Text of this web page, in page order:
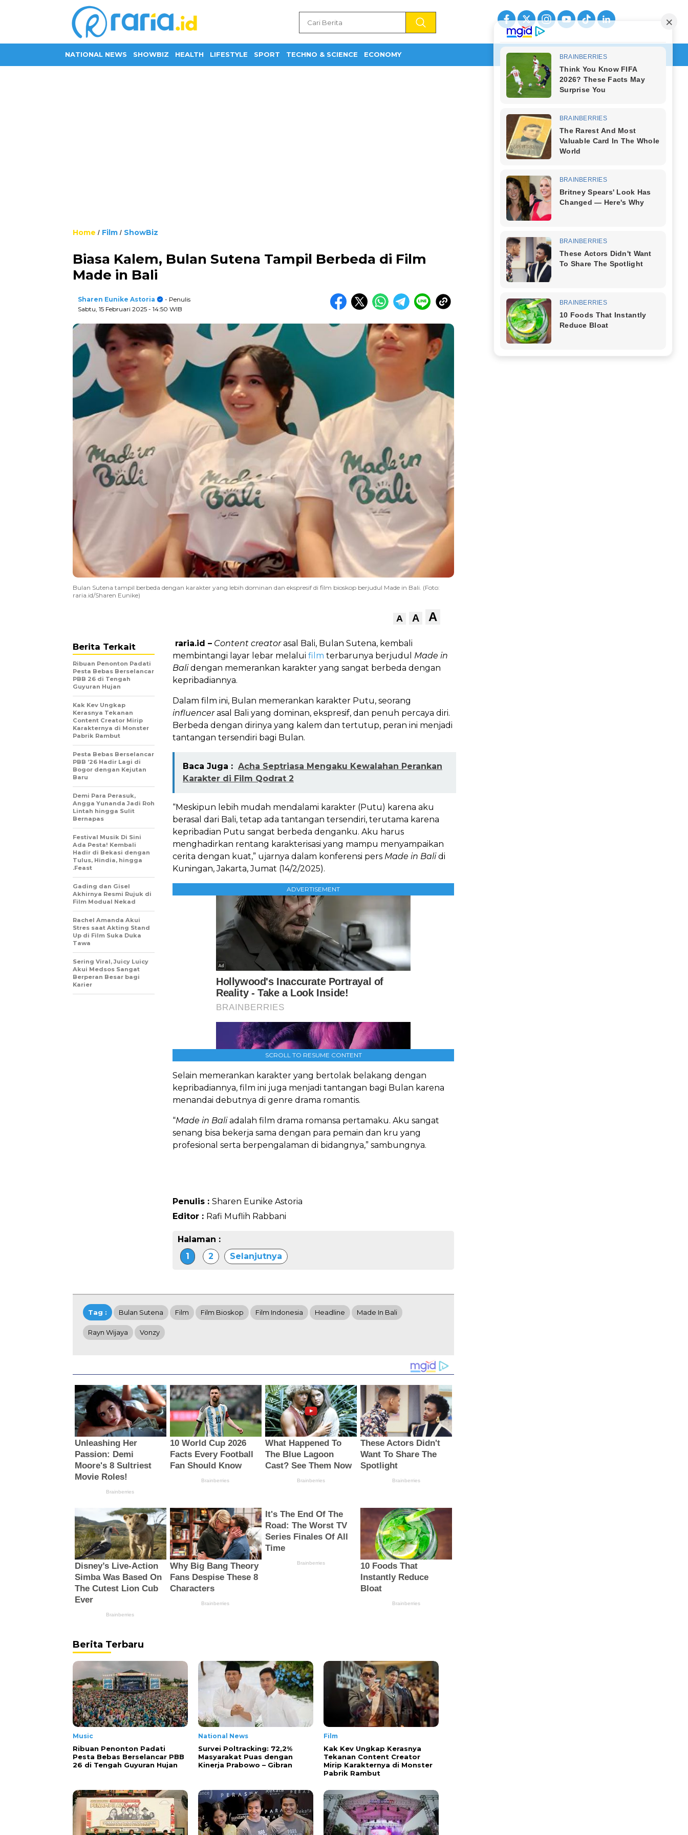
NATIONAL NEWS SHOWBIZ HEALTH LIFESTYLE SPORT TECHNO & SCIENCE ECONOMY
Home / Film / ShowBiz
Biasa Kalem, Bulan Sutena Tampil Berbeda di Film
Made in Bali
Sharen Eunike Astoria
- Penulis
Sabtu, 15 Februari 2025 - 14:50 WIB
Bulan Sutena tampil berbeda dengan karakter yang lebih dominan dan ekspresif di film bioskop berjudul Made in Bali. (Foto:
raria.id/Sharen Eunike)
A A A
raria.id – Content creatorasal Bali, Bulan Sutena, kembali
membintangi layar lebar melalui film terbarunya berjudul Made in
Balidengan memerankan karakter yang sangat berbeda dengan
kepribadiannya.
Dalam film ini, Bulan memerankan karakter Putu, seorang
influencerasal Bali yang dominan, ekspresif, dan penuh percaya diri.
Berbeda dengan dirinya yang kalem dan tertutup, peran ini menjadi
tantangan tersendiri bagi Bulan.
Baca Juga : Acha Septriasa Mengaku Kewalahan Perankan
Karakter di Film Qodrat 2
“Meskipun lebih mudah mendalami karakter (Putu) karena aku
berasal dari Bali, tetap ada tantangan tersendiri, terutama karena
kepribadian Putu sangat berbeda denganku. Aku harus
menghadirkan rentang karakterisasi yang mampu menyampaikan
cerita dengan kuat,” ujarnya dalam konferensi pers Made in Balidi
Kuningan, Jakarta, Jumat (14/2/2025).
ADVERTISEMENT
SCROLL TO RESUME CONTENT
Selain memerankan karakter yang bertolak belakang dengan
kepribadiannya, film ini juga menjadi tantangan bagi Bulan karena
menandai debutnya di genre drama romantis.
“Made in Baliadalah film drama romansa pertamaku. Aku sangat
senang bisa bekerja sama dengan para pemain dan kru yang
profesional serta berpengalaman di bidangnya,” sambungnya.
Penulis : Sharen Eunike Astoria
Editor : Rafi Muflih Rabbani
Halaman :
1
2 Selanjutnya
Berita Terkait
Ribuan Penonton Padati
Pesta Bebas Berselancar
PBB 26 di Tengah
Guyuran Hujan
Kak Kev Ungkap
Kerasnya Tekanan
Content Creator Mirip
Karakternya di Monster
Pabrik Rambut
Pesta Bebas Berselancar
PBB ’26 Hadir Lagi di
Bogor dengan Kejutan
Baru
Demi Para Perasuk,
Angga Yunanda Jadi Roh
Lintah hingga Sulit
Bernapas
Festival Musik Di Sini
Ada Pesta! Kembali
Hadir di Bekasi dengan
Tulus, Hindia, hingga
.Feast
Gading dan Gisel
Akhirnya Resmi Rujuk di
Film Modual Nekad
Rachel Amanda Akui
Stres saat Akting Stand
Up di Film Suka Duka
Tawa
Sering Viral, Juicy Luicy
Akui Medsos Sangat
Berperan Besar bagi
Karier
Tag : Bulan Sutena Film Film Bioskop Film Indonesia Headline Made In Bali
Rayn Wijaya Vonzy
Berita Terbaru
Music
Ribuan Penonton Padati
Pesta Bebas Berselancar PBB
26 di Tengah Guyuran Hujan
National News
Survei Poltracking: 72,2%
Masyarakat Puas dengan
Kinerja Prabowo – Gibran
Film
Kak Kev Ungkap Kerasnya
Tekanan Content Creator
Mirip Karakternya di Monster
Pabrik Rambut